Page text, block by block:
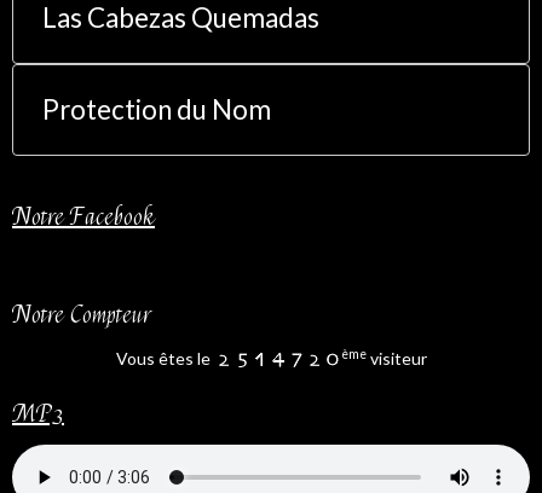
Las Cabezas Quemadas
Protection du Nom
Notre Facebook
Notre Compteur
Vous êtes le èmevisiteur
MP3